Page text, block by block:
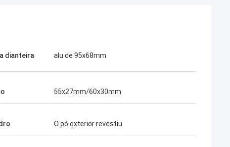
dianteira alu de 95x68mm
55x27mm/60x30mm
O pó exterior revestiu